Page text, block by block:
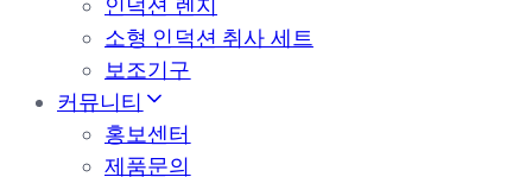
인덕션 렌지
소형 인덕션 취사 세트
보조기구
커뮤니티
홍보센터
제품문의